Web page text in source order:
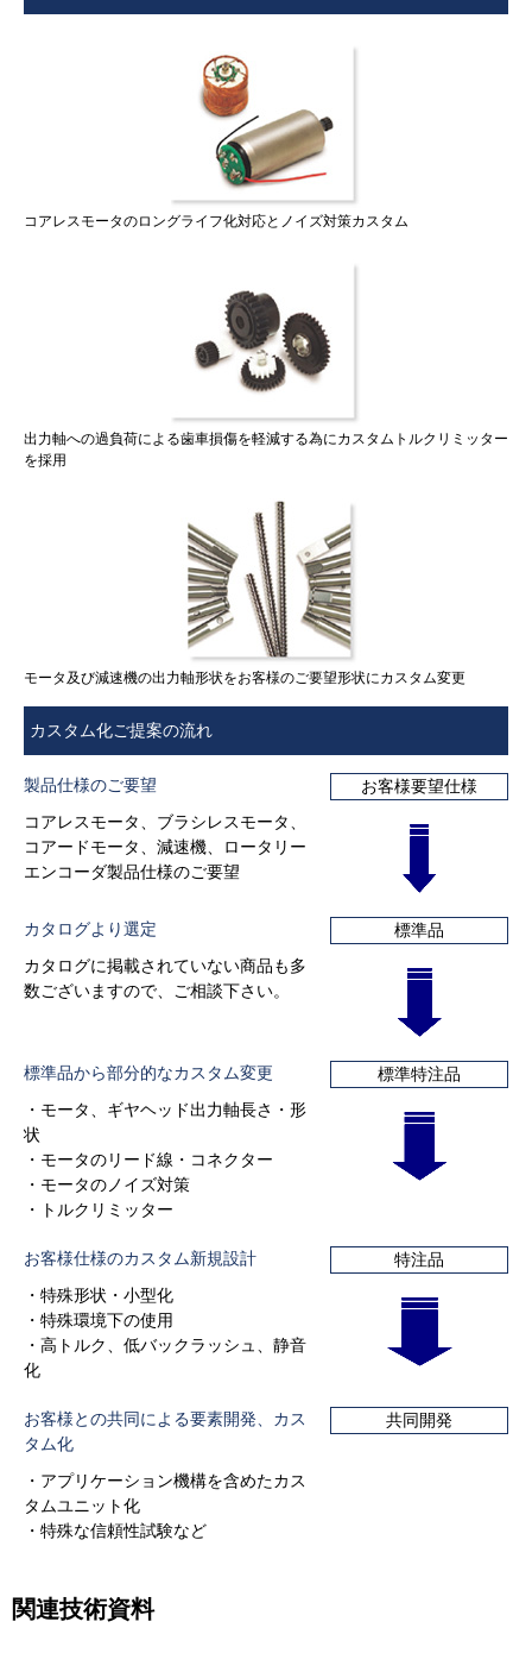
コアレスモータのロングライフ化対応とノイズ対策カスタム
出力軸への過負荷による歯車損傷を軽減する為にカスタムトルクリミッター
を採用
モータ及び減速機の出力軸形状をお客様のご要望形状にカスタム変更
カスタム化ご提案の流れ
製品仕様のご要望
コアレスモータ、ブラシレスモータ、
コアードモータ、減速機、ロータリー
エンコーダ製品仕様のご要望
お客様要望仕様
カタログより選定
カタログに掲載されていない商品も多
数ございますので、ご相談下さい。
標準品
標準品から部分的なカスタム変更
・モータ、ギヤヘッド出力軸長さ・形
状
・モータのリード線・コネクター
・モータのノイズ対策
・トルクリミッター
標準特注品
お客様仕様のカスタム新規設計
・特殊形状・小型化
・特殊環境下の使用
・高トルク、低バックラッシュ、静音
化
特注品
お客様との共同による要素開発、カス
タム化
・アプリケーション機構を含めたカス
タムユニット化
・特殊な信頼性試験など
共同開発
関連技術資料